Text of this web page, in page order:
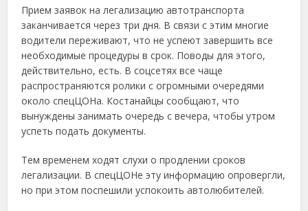
Прием заявок на легализацию автотранспорта
заканчивается через три дня. В связи с этим многие
водители переживают, что не успеют завершить все
необходимые процедуры в срок. Поводы для этого,
действительно, есть. В соцсетях все чаще
распространяются ролики с огромными очередями
около спецЦОНа. Костанайцы сообщают, что
вынуждены занимать очередь с вечера, чтобы утром
успеть подать документы.
Тем временем ходят слухи о продлении сроков
легализации. В спецЦОНе эту информацию опровергли,
но при этом поспешили успокоить автолюбителей.